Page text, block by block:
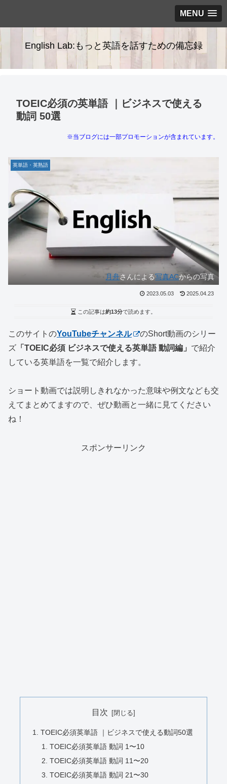
MENU
English Lab:もっと英語を話すための備忘録
TOEIC必須の英単語 ｜ビジネスで使える
動詞 50選
※当ブログには一部プロモーションが含まれています。
英単語・英熟語
月舟さんによる写真ACからの写真
2023.05.03 2025.04.23
この記事は約13分で読めます。
このサイトのYouTubeチャンネル
のShort動画のシリー
ズ 「TOEIC必須 ビジネスで使える英単語 動詞編」 で紹介
している英単語を一覧で紹介します。
ショート動画では説明しきれなかった意味や例文なども交
えてまとめてますので、ぜひ動画と一緒に見てください
ね！
スポンサーリンク
目次
TOEIC必須英単語 ｜ビジネスで使える動詞50選
TOEIC必須英単語 動詞 1〜10
TOEIC必須英単語 動詞 11〜20
TOEIC必須英単語 動詞 21〜30